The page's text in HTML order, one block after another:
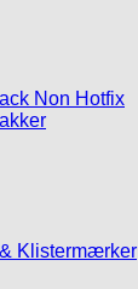
Non Hotfix
Klistermærker